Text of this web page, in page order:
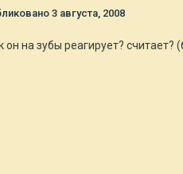
3 августа, 2008
он на зубы реагирует?